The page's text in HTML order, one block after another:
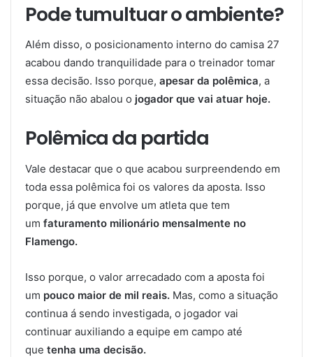
Pode tumultuar o ambiente?
Além disso, o posicionamento interno do camisa 27
acabou dando tranquilidade para o treinador tomar
essa decisão. Isso porque, apesar da polêmica, a
situação não abalou o jogador que vai atuar hoje.
Polêmica da partida
Vale destacar que o que acabou surpreendendo em
toda essa polêmica foi os valores da aposta. Isso
porque, já que envolve um atleta que tem
um faturamento milionário mensalmente no
Flamengo.
Isso porque, o valor arrecadado com a aposta foi
um pouco maior de mil reais. Mas, como a situação
continua á sendo investigada, o jogador vai
continuar auxiliando a equipe em campo até
que tenha uma decisão.